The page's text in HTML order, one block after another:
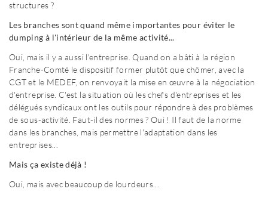
structures ?
Les branches sont quand même importantes pour éviter le
dumping à l'intérieur de la même activité...
Oui, mais il y a aussi l'entreprise. Quand on a bâti à la région
Franche-Comté le dispositif former plutôt que chômer, avec la
CGT et le MEDEF, on renvoyait la mise en œuvre à la négociation
d'entreprise. C'est la situation où les chefs d'entreprises et les
délégués syndicaux ont les outils pour répondre à des problèmes
de sous-activité. Faut-il des normes ? Oui ! Il faut de la norme
dans les branches, mais permettre l'adaptation dans les
entreprises...
Mais ça existe déjà !
Oui, mais avec beaucoup de lourdeurs...